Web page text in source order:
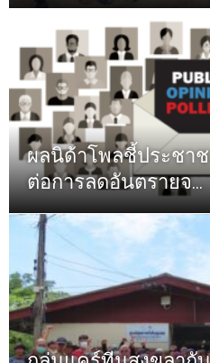
ผลนิด้าโพลชี้ประชา
ต่อการลดอันตรายจ...